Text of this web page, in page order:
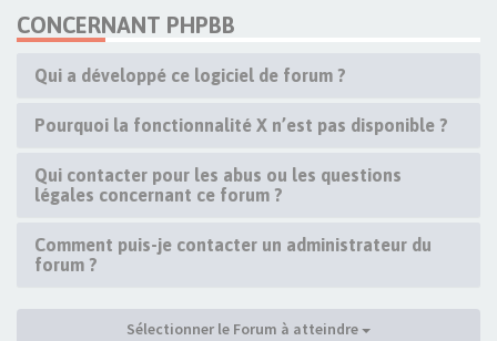
CONCERNANT PHPBB
Qui a développé ce logiciel de forum ?
Pourquoi la fonctionnalité X n’est pas disponible ?
Qui contacter pour les abus ou les questions
légales concernant ce forum ?
Comment puis-je contacter un administrateur du
forum ?
Sélectionner le Forum à atteindre